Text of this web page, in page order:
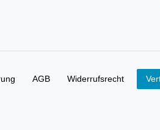
AGB Widerrufs­recht